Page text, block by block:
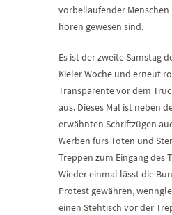
vorbeilaufender
hören gewesen sind.
Es ist der zweite Samstag
Kieler Woche und erneut
Transparente vor dem
aus. Dieses Mal ist neben
erwähnten Schriftzügen
Werben fürs Töten und
Treppen zum Eingang des
Wieder einmal lässt die
Protest gewähren,
einen Stehtisch vor der